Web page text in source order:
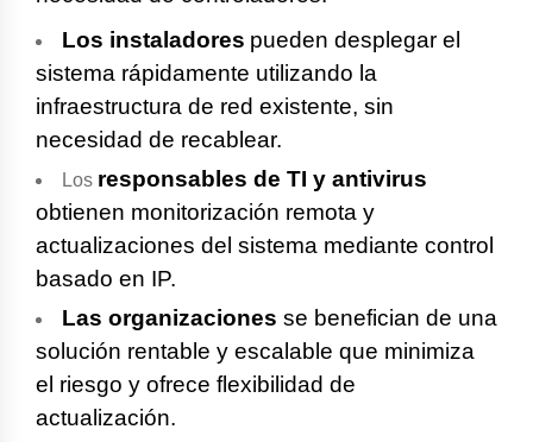
Los instaladores pueden desplegar el
sistema rápidamente utilizando la
infraestructura de red existente, sin
necesidad de recablear.
Los responsables de TI y antivirus
obtienen monitorización remota y
actualizaciones del sistema mediante control
basado en IP.
Las organizaciones se benefician de una
solución rentable y escalable que minimiza
el riesgo y ofrece flexibilidad de
actualización.